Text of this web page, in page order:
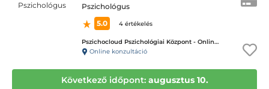
Pszichológus
5.0
4 értékelés
Pszichocloud Pszichológiai Központ - Online ügyfélfogadás
Online konzultáció
Következő időpont: augusztus 10.